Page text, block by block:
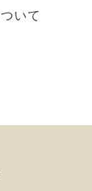
いて